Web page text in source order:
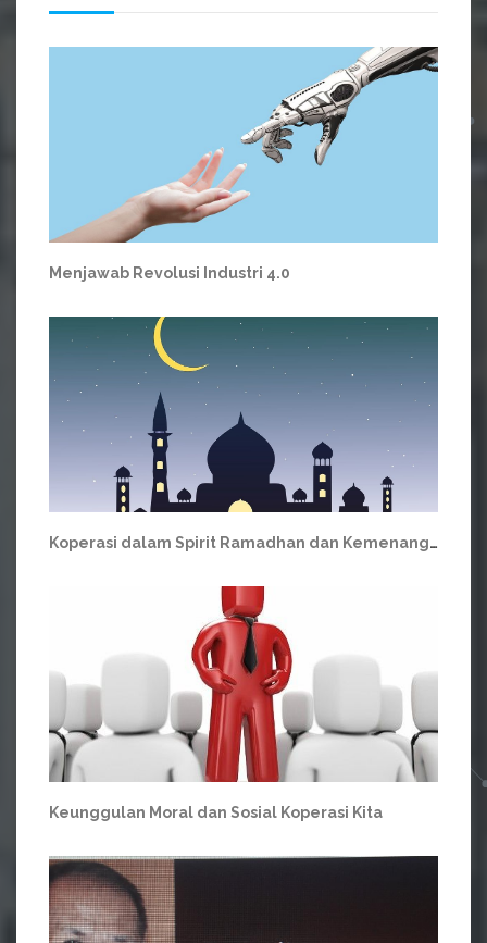
Menjawab Revolusi Industri 4.0
Koperasi dalam Spirit Ramadhan dan Kemenangan Idul Fitri
Keunggulan Moral dan Sosial Koperasi Kita